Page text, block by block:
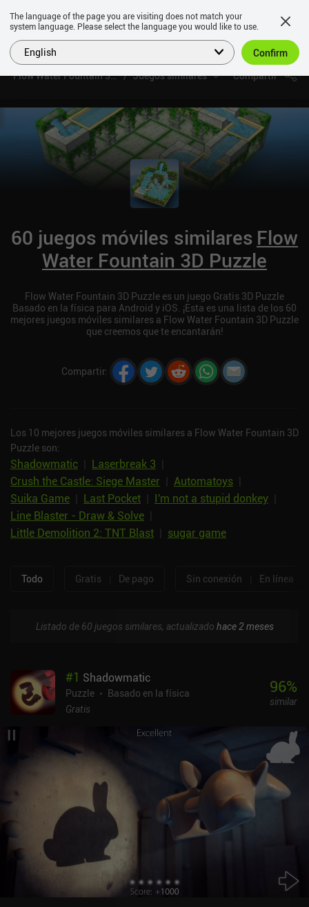
Flow Water Fountain 3D PuzzleJuegos similares Compartir
60 juegos móviles similares Flow
Water Fountain 3D Puzzle
Flow Water Fountain 3D Puzzle es un juego Gratis 3D Puzzle
Basado en la física para Android y iOS. ¡Esta es una lista de los 60
mejores juegos móviles similares a Flow Water Fountain 3D Puzzle
que creemos que te encantarán!
Compartir:
Los 10 mejores juegos móviles similares a Flow Water Fountain 3D
Puzzle son:
Shadowmatic Laserbreak 3
Crush the Castle: Siege Master
Automatoys
Suika Game
Last Pocket I'm not a stupid donkey
Line Blaster - Draw & Solve
Little Demolition 2: TNT Blast
sugar game
Todo Gratis De pago Sin conexión En línea
Listado de 60 juegos similares, actualizado hace 2 meses
#1 Shadowmatic
Puzzle
Basado en la física
Gratis
96%
similar
The language of the page you are visiting does not match your
system language. Please select the language you would like to use.
English Confirm